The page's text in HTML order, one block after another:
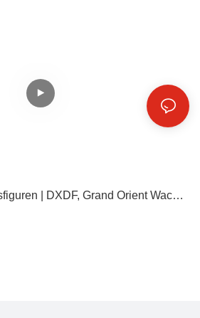
Die Kunst der Wachsfiguren | DXDF, Grand Orient Wachsfigur